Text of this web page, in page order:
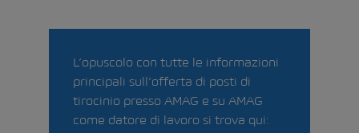
L’opuscolo con tutte le informazioni
principali sull’offerta di posti di
tirocinio presso AMAG e su AMAG
come datore di lavoro si trova qui: